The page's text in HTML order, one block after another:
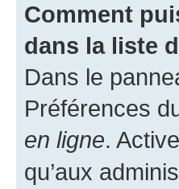
Comment
dans la liste
Dans le
Préférences
en ligne.
qu’aux